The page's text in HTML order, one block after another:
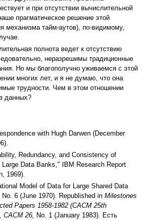
и при отсутствии вычислительной
прагматическое решение этой
механизма тайм-аутов), по-видимому,
полнота ведет к отсутствию
неразрешимы традиционные
Но мы благополучно уживаемся с этой
многих лет, и я не думаю, что она
трудности. Чем в этом отношении
данных?
with Hugh Darwen (December
Redundancy, and Consistency of
Large Data Banks," IBM Research Report
1969).
Model of Data for Large Shared Data
No. 6 (June 1970). Republished in Milestones
Papers 1958-1982 (CACM 25th
CACM 26, No. 1 (January 1983). Есть